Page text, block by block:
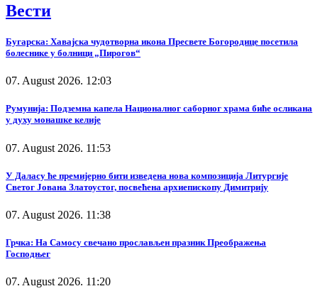
Вести
Бугарска: Хавајска чудотворна икона Пресвете Богородице посетила
болеснике у болници „Пирогов“
07. August 2026. 12:03
Румунија: Подземна капела Националног саборног храма биће осликана
у духу монашке келије
07. August 2026. 11:53
У Даласу ће премијерно бити изведена нова композиција Литургије
Светог Јована Златоустог, посвећена архиепископу Димитрију
07. August 2026. 11:38
Грчка: На Самосу свечано прослављен празник Преображења
Господњег
07. August 2026. 11:20